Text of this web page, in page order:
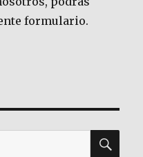
formulario.